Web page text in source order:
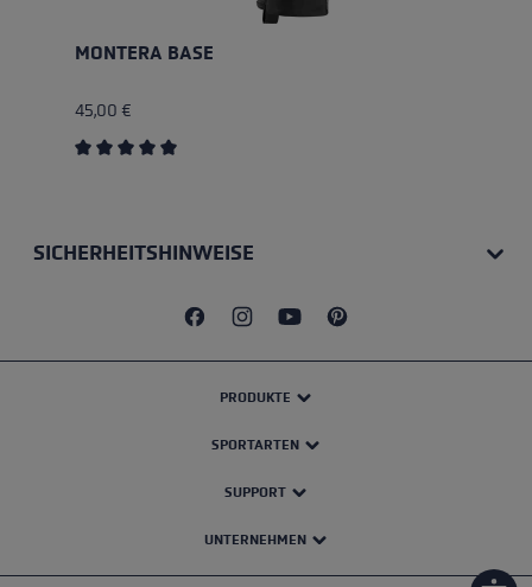
MONTERA BASE
45,00 €
SICHERHEITSHINWEISE
PRODUKTE
SPORTARTEN
SUPPORT
UNTERNEHMEN